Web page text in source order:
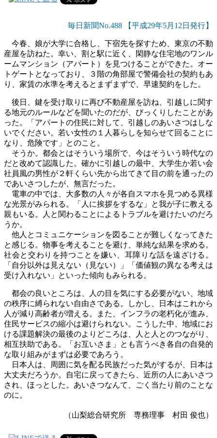
毎日新聞No.488 【平成29年5月12日発行】
今春、娘が大学に合格し、下宿先を探すため、東京の不動
産屋を訪ねた。幸い、割と駅に近く、閑静な住宅地のワンル
ームマンション（アパート）を見つけることができた。オー
トゲートとなっており、３階の角部屋で警備会社の契約もあ
り、家賃の水準を考えるとまずまずで、早速契約をした。
後日、鍵を受け取りに再び不動産屋を訪ね、引越しに関す
る地元のルールなどを聞いたのだが、びっくりしたことがあ
った。「アパートの住民に対して、引越しのあいさつはしな
いでください。若い女性の１人暮らしを知らせて回ることに
なり、危険です」とのこと。
そうか。都会とはそういう場所で、今はそういう時代なの
だと改めて認識した。確かに引越しの最中、大学生か若い会
社員風の男性が２軒くらい先から出てきて目の前を通ったの
であいさつしたが、無言だった。
電車の中では、大多数の人々が各自スマホを見つめる異様
な光景がみられる。「人に挨拶をするな」と我が子に教える
親もいる。人と関わることによるトラブルを避けたいのだろ
うか。
他人とコミュニケーションを図ることが難しくなってきた
と感じる。物事を考えることを避け、単純な結果を求める。
社会と交わりを持つことを嫌い、耳障りな話を遠ざける。
「自分以外は見えない（見ない）」「価値観の異なる考えは
受け入れない」といった傾向もみられる。
都会の良いところは、人の目を気にする必要がない、地域
の秩序に縛られない自由さである。しかし、日本はこれから
人が減り高齢者が増える。また、インフラの老朽化が進み、
住民サービスの縮小は避けられない。こうした中、地域にお
ける課題解決の最後のよりどころは、人と人とのつながり、
相互扶助である。「お互いさま」とも言うべき各自の自発的
な取り組みがまずは必要であろう。
日本人は、周囲に気を配る民族だった気がするが、日本は
大丈夫だろうか。自宅に戻ってきたら、近所の人にあいさつ
され、ほっとした。あいさつなんて、ごく当たり前のことな
のに。
（山梨総合研究所 専務理事 村田 俊也）